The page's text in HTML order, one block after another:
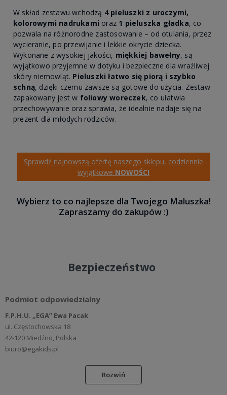
W skład zestawu wchodzą 4 pieluszki z uroczymi,
kolorowymi nadrukami oraz 1 pieluszka gładka, co
pozwala na różnorodne zastosowanie – od otulania, przez
wycieranie, po przewijanie i lekkie okrycie dziecka.
Wykonane z wysokiej jakości, miękkiej bawełny, są
wyjątkowo przyjemne w dotyku i bezpieczne dla wrażliwej
skóry niemowląt. Pieluszki łatwo się piorą i szybko
schną, dzięki czemu zawsze są gotowe do użycia. Zestaw
zapakowany jest w foliowy woreczek, co ułatwia
przechowywanie oraz sprawia, że idealnie nadaje się na
prezent dla młodych rodziców.
Sprawdź najnowszą ofertę naszego sklepu, codziennie
wyjątkowe NOWOŚCI
Wybierz to co najlepsze dla Twojego Maluszka!
Zapraszamy do zakupów :)
Bezpieczeństwo
Podmiot odpowiedzialny
F.P.H.U. „EGA” Ewa Pacak
ul. Częstochowska 18
42-120 Miedźno, Polska
biuro@egakids.pl
Rozwiń